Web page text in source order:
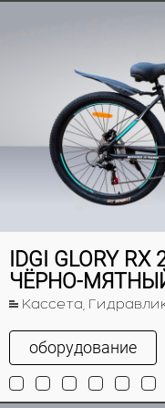
IDGI GLORY RX
ЧЁРНО-
Кассета,
оборудование